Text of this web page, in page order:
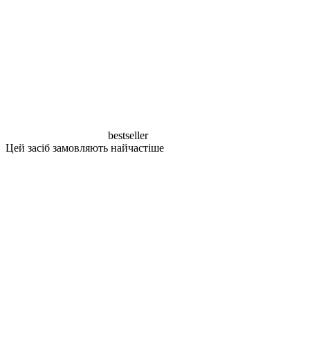
bestseller
Цей засіб замовляють найчастіше